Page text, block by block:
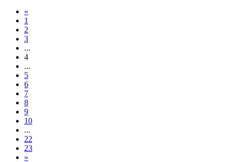
«
1
2
3
...
4
...
5
6
7
8
9
10
...
22
23
»